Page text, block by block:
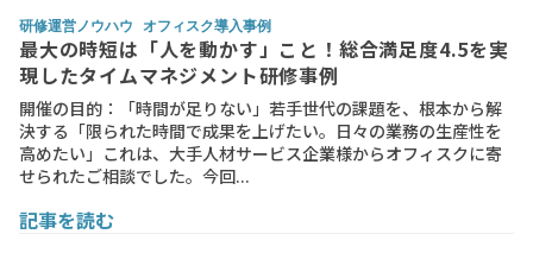
研修運営ノウハウ オフィスク導入事例
最大の時短は「人を動かす」こと！総合満足度4.5を実
現したタイムマネジメント研修事例
開催の目的：「時間が足りない」若手世代の課題を、根本から解
決する「限られた時間で成果を上げたい。日々の業務の生産性を
高めたい」これは、大手人材サービス企業様からオフィスクに寄
せられたご相談でした。今回...
記事を読む